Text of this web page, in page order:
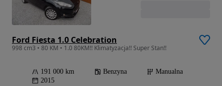
Ford Fiesta 1.0 Celebration
998 cm3 • 80 KM • 1.0 80KM!! Klimatyzacja!! Super Stan!!
191 000 km Benzyna
Manualna
2015